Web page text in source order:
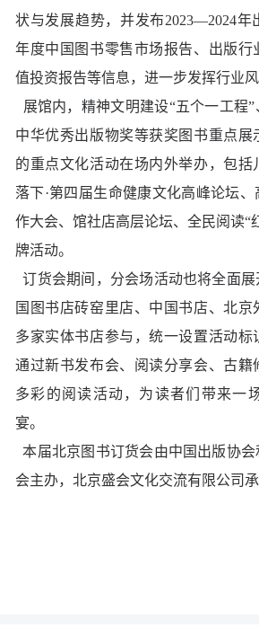
状与发展趋势，并发布2023—2024年
年度中国图书零售市场报告、出版行
值投资报告等信息，进一步发挥行业风
展馆内，精神文明建设“五个一工程”
中华优秀出版物奖等获奖图书重点展
的重点文化活动在场内外举办，包括
落下·第四届生命健康文化高峰论坛
作大会、馆社店高层论坛、全民阅读“
牌活动。
订货会期间，分会场活动也将全面展
国图书店砖窑里店、中国书店、北
多家实体书店参与，统一设置活动标
通过新书发布会、阅读分享会、古籍
多彩的阅读活动，为读者们带来一
宴。
本届北京图书订货会由中国出版协
会主办，北京盛会文化交流有限公司承